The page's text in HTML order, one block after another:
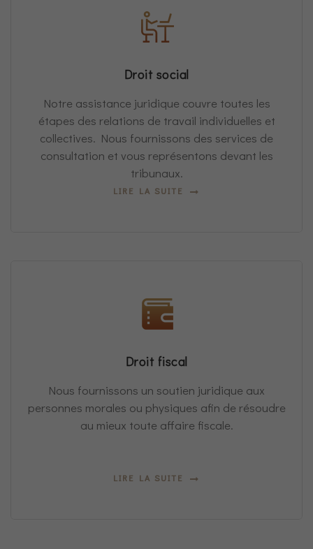
Droit social
Notre assistance juridique couvre toutes les
étapes des relations de travail individuelles et
collectives. Nous fournissons des services de
consultation et vous représentons devant les
tribunaux.
LIRE LA SUITE
Droit fiscal
Nous fournissons un soutien juridique aux
personnes morales ou physiques afin de résoudre
au mieux toute affaire fiscale.
LIRE LA SUITE